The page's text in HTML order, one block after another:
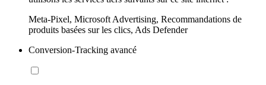
Meta-Pixel, Microsoft Advertising, Recommandations de
produits basées sur les clics, Ads Defender
Conversion-Tracking avancé